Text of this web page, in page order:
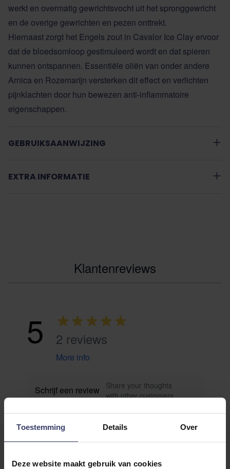
Toestemming Details Over
Deze website maakt gebruik van cookies
werkt en overmatig gewrichtsvocht uit het spronggewricht
en de overige gewrichten en pezen onttrekt.
Hiernaast zorgt het Engels zout in Cavalor Ice Clay ervoor
dat de bloedsomloop gestimuleerd wordt en dat spieren
kunnen ontspannen. Essentiële oliën van onder andere
Arnica en Rozemarijn versterken dit effect en verlichten
pijnklachten door hun bewezen anti-inflammatoire
eigenschappen.
GEBRUIKSAANWIJZING
EXTRA INFORMATIE
Klantenreviews
5 2 reviews
More info
Schrijf een review
Share your thoughts
with other customers
Top customer reviews